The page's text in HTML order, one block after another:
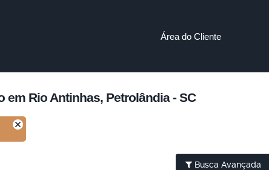
Área do Cliente
em Rio Antinhas, Petrolândia - SC
Busca Avançada